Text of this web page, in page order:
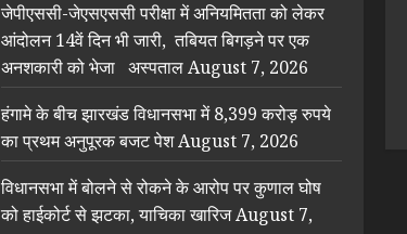
जेपीएससी-जेएसएससी परीक्षा में अनियमितता को लेकर
आंदोलन 14वें दिन भी जारी, तबियत बिगड़ने पर एक
अनशकारी को भेजा अस्पतालAugust 7, 2026
हंगामे के बीच झारखंड विधानसभा में 8,399 करोड़ रुपये
का प्रथम अनुपूरक बजट पेशAugust 7, 2026
विधानसभा में बोलने से रोकने के आरोप पर कुणाल घोष
को हाईकोर्ट से झटका, याचिका खारिजAugust 7,